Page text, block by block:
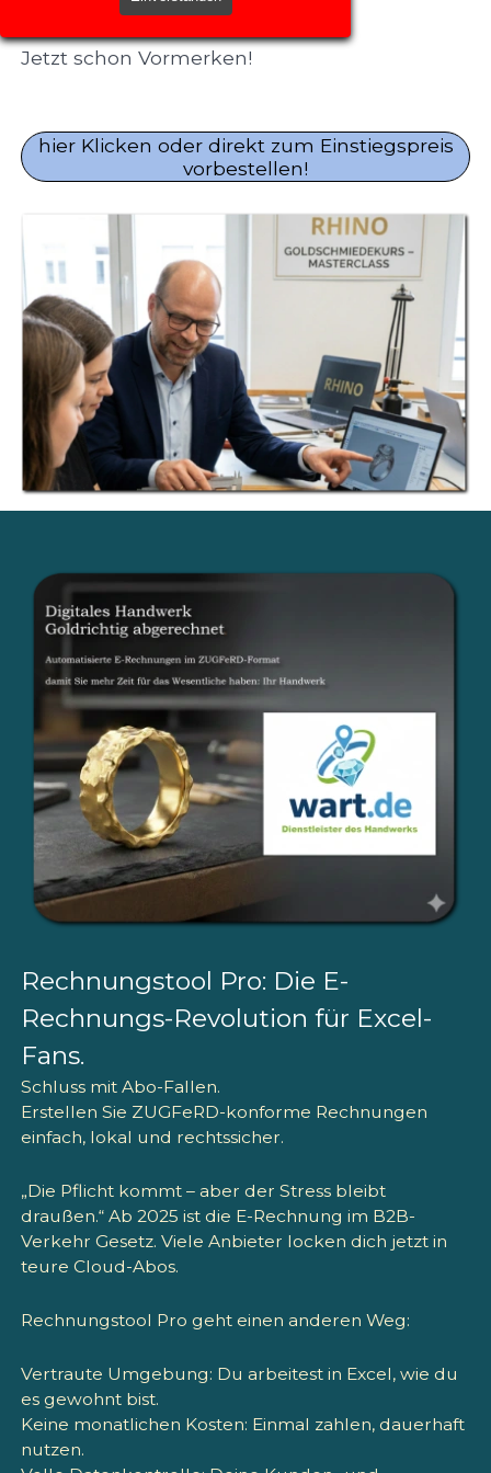
Jetzt schon Vormerken!
hier Klicken oder direkt zum Einstiegspreis
vorbestellen!
Rechnungstool Pro: Die E-
Rechnungs-Revolution für Excel-
Fans.
Schluss mit Abo-Fallen.
Erstellen Sie ZUGFeRD-konforme Rechnungen
einfach, lokal und rechtssicher.
„Die Pflicht kommt – aber der Stress bleibt
draußen.“ Ab 2025 ist die E-Rechnung im B2B-
Verkehr Gesetz. Viele Anbieter locken dich jetzt in
teure Cloud-Abos.
Rechnungstool Pro geht einen anderen Weg:
Vertraute Umgebung: Du arbeitest in Excel, wie du
es gewohnt bist.
Keine monatlichen Kosten: Einmal zahlen, dauerhaft
nutzen.